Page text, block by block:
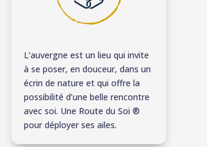
L’auvergne est un lieu qui invite
à se poser, en douceur, dans un
écrin de nature et qui offre la
possibilité d’une belle rencontre
avec soi. Une Route du Soi®
pour déployer ses ailes.